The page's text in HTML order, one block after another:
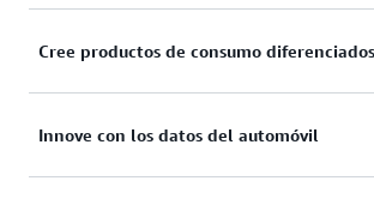
Cree aplicaciones industriales de IoT
Cree productos de consumo diferenciados
Cree aplicaciones conectadas para la
Innove con los datos del automóvil